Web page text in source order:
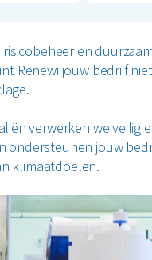
en
Renewi jouw bedrijf
verwerken we veilig
jouw
klimaatdoelen.